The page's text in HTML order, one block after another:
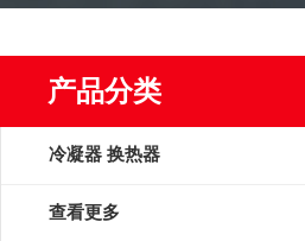
产品分类
冷凝器 换热器
查看更多